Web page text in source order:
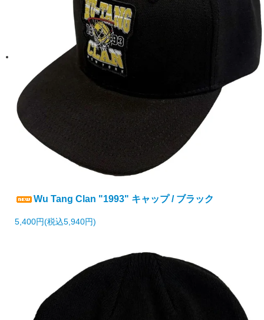
Wu Tang Clan "1993" キャップ / ブラック
5,400円(税込5,940円)